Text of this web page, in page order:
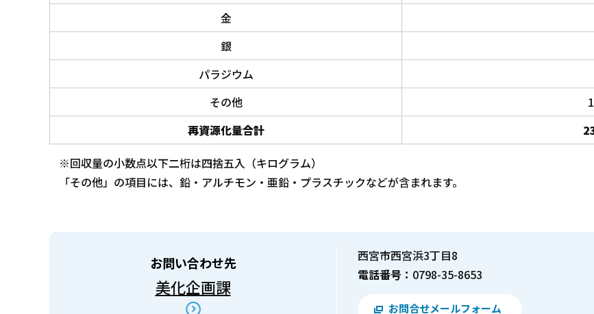
金
銀
パラジウム
その他
再資源化量合計
※回収量の小数点以下二桁は四捨五入（キログラム）
「その他」の項目には、鉛・アルチモン・亜鉛・プラスチックなどが含まれます。
お問い合わせ先
美化企画課
西宮市西宮浜3丁目8
電話番号： 0798-35-8653
お問合せメールフォーム